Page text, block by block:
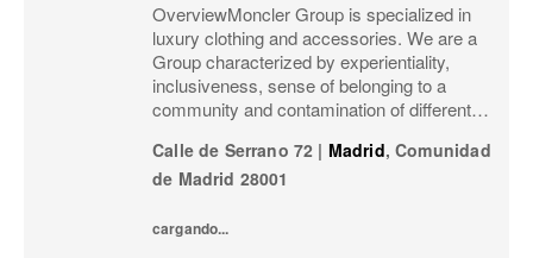
OverviewMoncler Group is specialized in
luxury clothing and accessories. We are a
Group characterized by experientiality,
inclusiveness, sense of belonging to a
community and contamination of different
Moncler’s social channels not only
communicate our...
Calle de Serrano 72 | Madrid,Comunidad
de Madrid 28001
cargando...